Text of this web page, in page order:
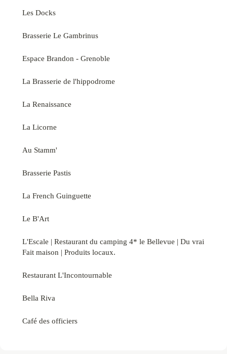
Les Docks
Brasserie Le Gambrinus
Espace Brandon - Grenoble
La Brasserie de l'hippodrome
La Renaissance
La Licorne
Au Stamm'
Brasserie Pastis
La French Guinguette
Le B'Art
L'Escale | Restaurant du camping 4* le Bellevue | Du vrai
Fait maison | Produits locaux.
Restaurant L'Incontournable
Bella Riva
Café des officiers